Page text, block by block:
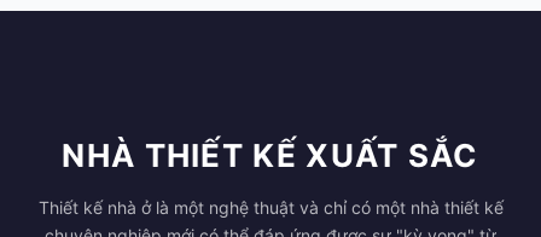
NHÀ THIẾT KẾ XUẤT SẮC
Thiết kế nhà ở là một nghệ thuật và chỉ có một nhà thiết kế